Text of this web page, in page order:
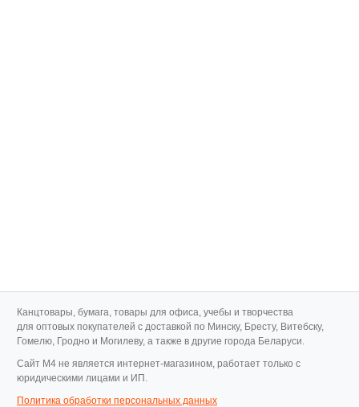
Канцтовары, бумага, товары для офиса, учебы и творчества
для оптовых покупателей с доставкой по Минску, Бресту, Витебску,
Гомелю, Гродно и Могилеву, а также в другие города Беларуси.
Cайт M4 не является интернет-магазином, работает только с
юридическими лицами и ИП.
Политика обработки персональных данных